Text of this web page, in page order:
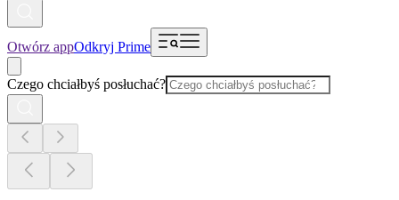
Otwórz appOdkryj Prime
Czego chciałbyś posłuchać?